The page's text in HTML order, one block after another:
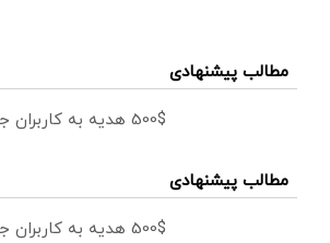
مطالب پیشنهادی
500$ هدیه به کاربران جدید،ثبت نام کن
مطالب پیشنهادی
500$ هدیه به کاربران جدید،ثبت نام کن